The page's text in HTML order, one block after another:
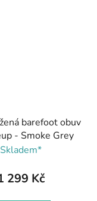
barefoot obuv
- Smoke Grey
Skladem*
299 Kč